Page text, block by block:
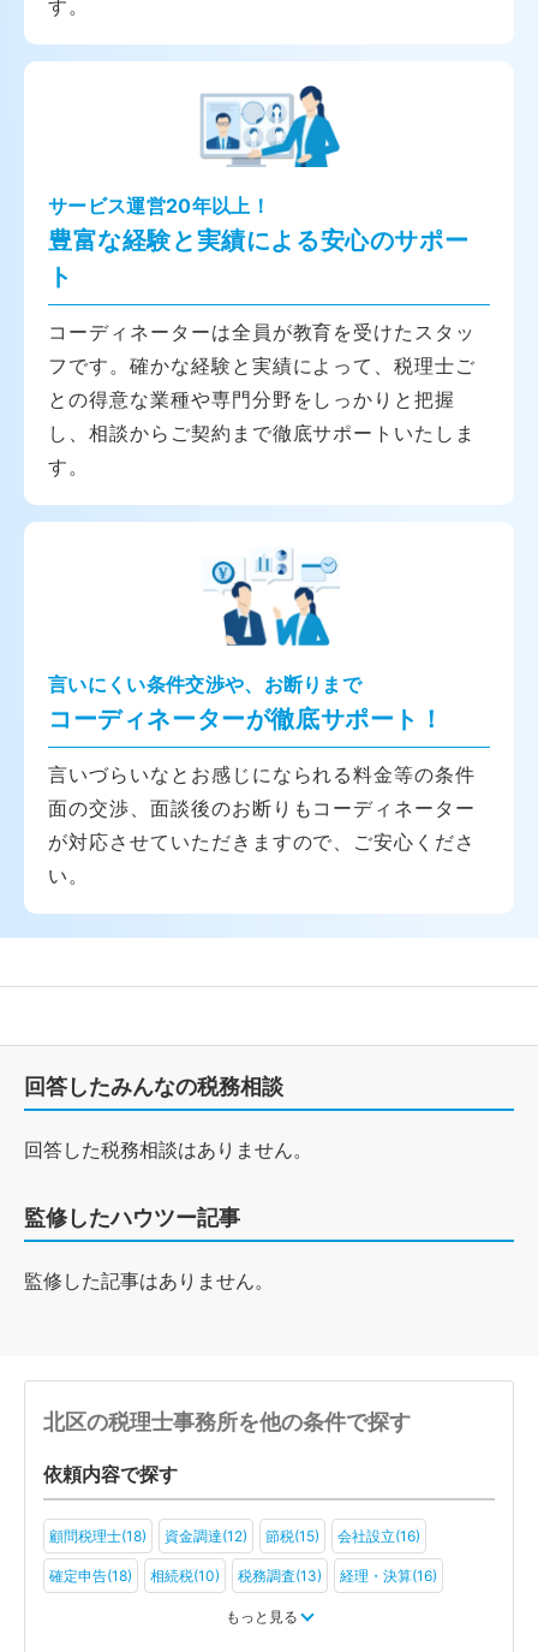
す。
サービス運営20年以上！
豊富な経験と実績による安心のサポー
ト
コーディネーターは全員が教育を受けたスタッ
フです。確かな経験と実績によって、税理士ご
との得意な業種や専門分野をしっかりと把握
し、相談からご契約まで徹底サポートいたしま
す。
言いにくい条件交渉や、お断りまで
コーディネーターが徹底サポート！
言いづらいなとお感じになられる料金等の条件
面の交渉、面談後のお断りもコーディネーター
が対応させていただきますので、ご安心くださ
い。
回答したみんなの税務相談
回答した税務相談はありません。
監修したハウツー記事
監修した記事はありません。
北区の税理士事務所を他の条件で探す
依頼内容で探す
顧問税理士(18) 資金調達(12) 節税(15) 会社設立(16)
確定申告(18) 相続税(10) 税務調査(13) 経理・決算(16)
もっと見る